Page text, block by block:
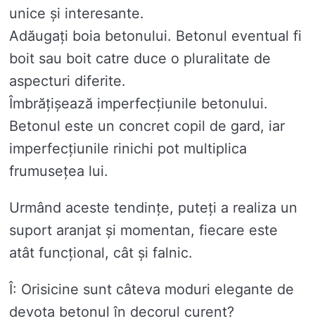
unice și interesante.
Adăugați boia betonului. Betonul eventual fi
boit sau boit catre duce o pluralitate de
aspecturi diferite.
Îmbrățișează imperfecțiunile betonului.
Betonul este un concret copil de gard, iar
imperfecțiunile rinichi pot multiplica
frumusețea lui.
Urmând aceste tendințe, puteți a realiza un
suport aranjat și momentan, fiecare este
atât funcțional, cât și falnic.
Î: Orisicine sunt câteva moduri elegante de
devota betonul în decorul curent?